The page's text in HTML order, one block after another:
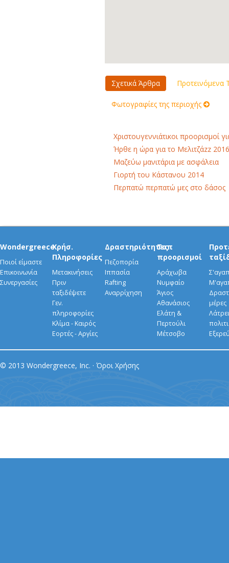
Σχετικά Άρθρα Προτεινόμενα
Φωτογραφίες της περιοχής
Χριστουγεννιάτικοι προορισμοί
Ήρθε η ώρα για το Μελιτζάzz 2016
Μαζεύω μανιτάρια με ασφάλεια
Γιορτή του Κάστανου 2014
Περπατώ περπατώ μες στο δάσος
Wondergreece
Ποιοί είμαστε
Επικοινωνία
Συνεργασίες
Χρήσ.
Πληροφορίες
Μετακινήσεις
Πριν
ταξιδέψετε
Γεν.
πληροφορίες
Κλίμα - Καιρός
Εορτές - Αργίες
Δραστηριότητες
Πεζοπορία
Ιππασία
Rafting
Αναρρίχηση
Τοπ
προορισμοί
Αράχωβα
Νυμφαίο
Άγιος
Αθανάσιος
Ελάτη &
Περτούλι
Μέτσοβο
μέρες
© 2013 Wondergreece, Inc. · Όροι Χρήσης